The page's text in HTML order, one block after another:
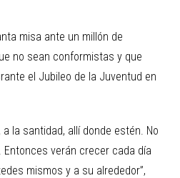
misa ante un millón de
no sean conformistas y que
el Jubileo de la Juventud en
la santidad, allí donde estén. No
verán crecer cada día
mismos y a su alrededor”,